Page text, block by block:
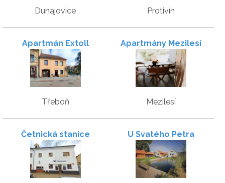
Dunajovice Protivín
Apartmán Extoll
Třeboň
Apartmány Mezilesí
Mezilesí
Četnická stanice U Svatého Petra